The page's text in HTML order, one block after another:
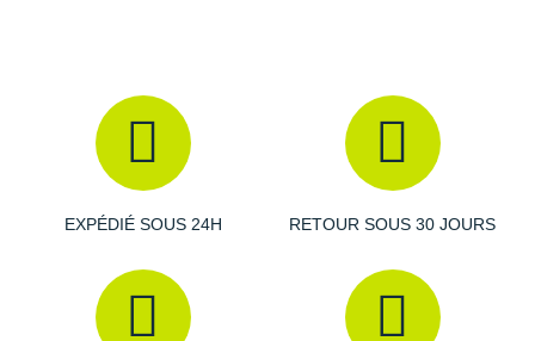
EXPÉDIÉ SOUS 24H RETOUR SOUS 30 JOURS
The North Face
Thuasne
X-Bionic